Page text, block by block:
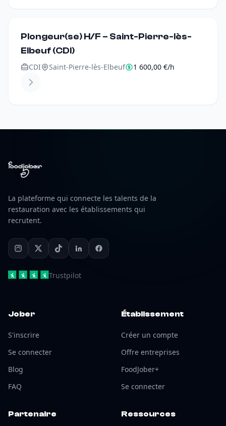
Plongeur(se) H/F – Saint-Pierre-lès-
Elbeuf (CDI)
CDI Saint-Pierre-lès-Elbeuf 1 600,00 €/h
La plateforme qui connecte les talents de la
restauration avec les établissements qui
recrutent.
Trustpilot
Jober
S'inscrire
Se connecter
Blog
FAQ
Établissement
Créer un compte
Offre entreprises
FoodJober+
Se connecter
Partenaire Ressources